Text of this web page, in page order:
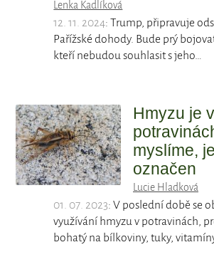
Lenka Kadlíková
12. 11. 2024: Trump, připravuje
Pařížské dohody. Bude prý
kteří nebudou souhlasit s jeho…
Hmyzu je v
myslíme,
označen
Lucie Hladková
01. 07. 2023: V poslední době se
využívání hmyzu v potravinách,
bohatý na bílkoviny, tuky,